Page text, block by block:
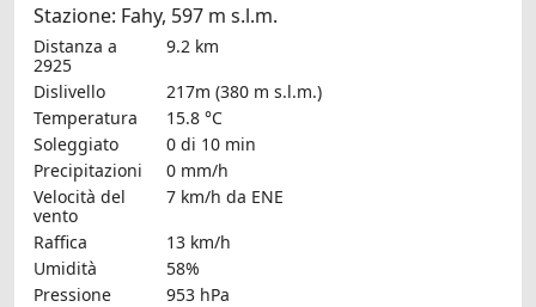
Stazione: Fahy, 597 m s.l.m.
Distanza a
2925
9.2 km
Dislivello
217m (380 m s.l.m.)
Temperatura
15.8 °C
Soleggiato
0 di 10 min
Precipitazioni
0 mm/h
Velocità del
vento
7 km/h da ENE
Raffica
13 km/h
Umidità
58%
Pressione
953 hPa